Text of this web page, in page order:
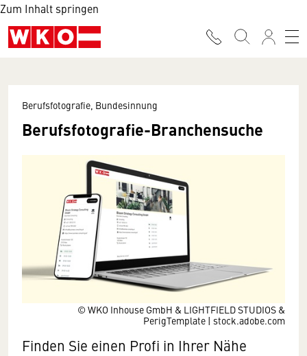
Zum Inhalt springen
© WKO Inhouse GmbH & LIGHTFIELD STUDIOS &
PerigTemplate | stock.adobe.com
Berufsfotografie, Bundesinnung
Berufsfotografie-Branchensuche
Finden Sie einen Profi in Ihrer Nähe